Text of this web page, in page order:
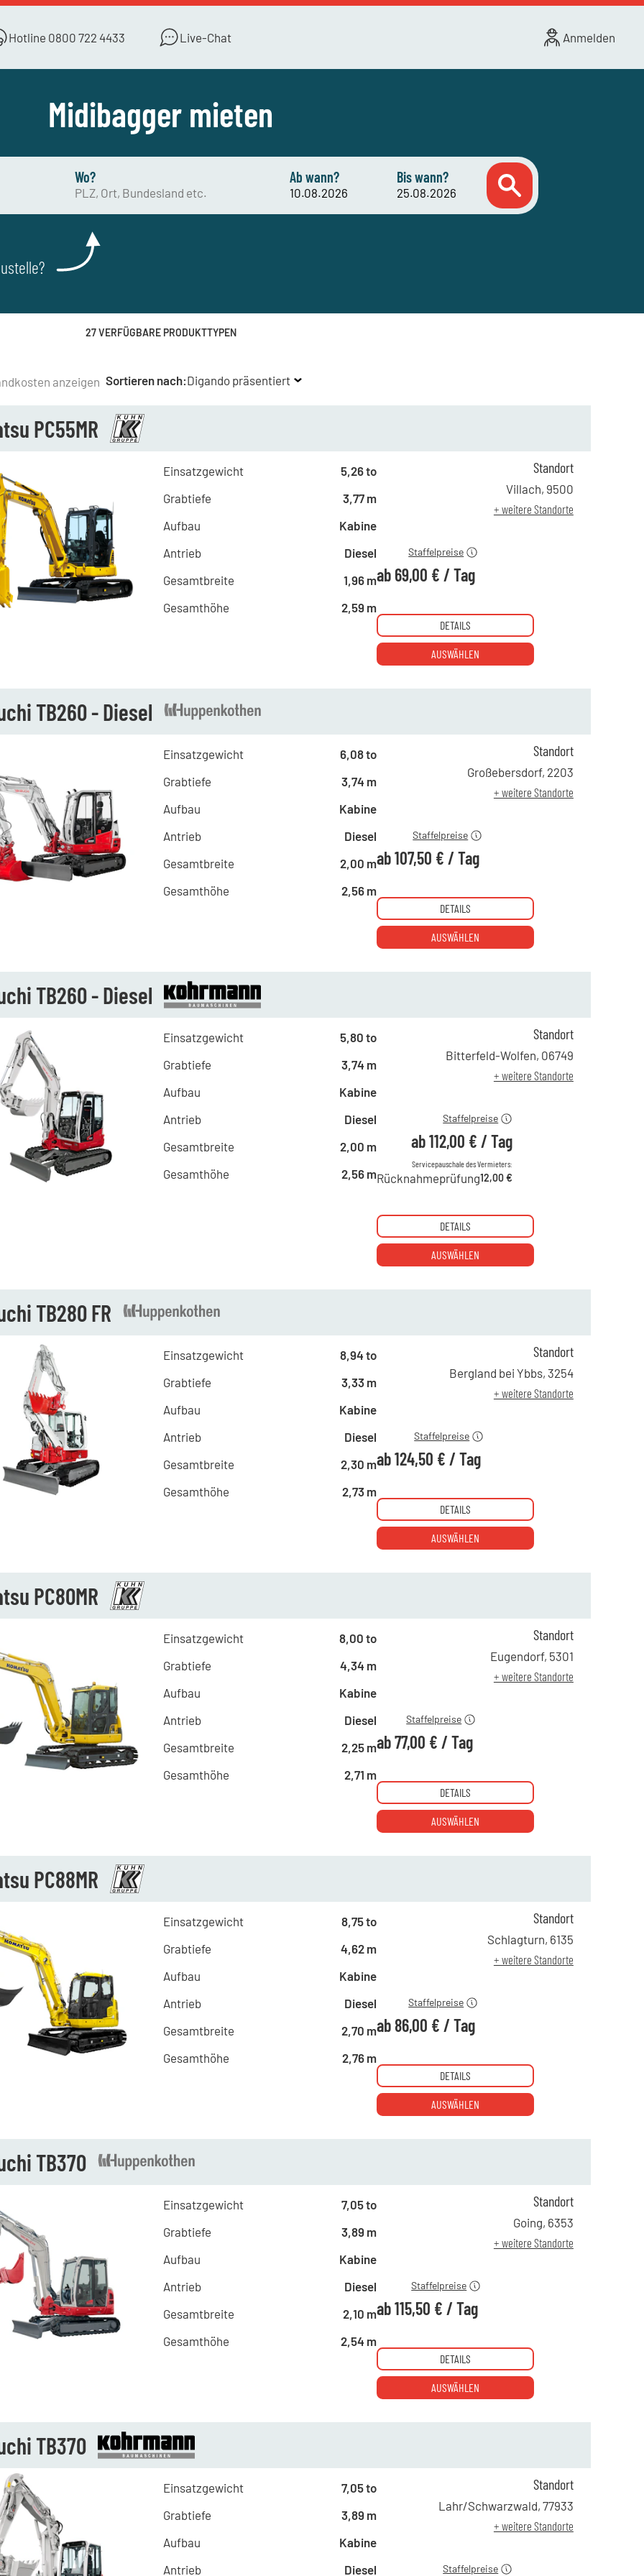
Hotline 0800 722 4433 Live-Chat Anmelden
Midibagger mieten
Wo? Ab wann? Bis wann?
27 VERFÜGBARE PRODUKTTYPEN
anzeigen Sortieren nach:Digando präsentiert
PC55MR
Einsatzgewicht
5,26 to
Grabtiefe
3,77 m
Aufbau
Kabine
Antrieb
Diesel
Gesamtbreite
1,96 m
Gesamthöhe
2,59 m
ab 4 Tagen
ab 19 Tagen
Staffelpreise
ab 69,00 € /Tag
Standort
Villach, 9500
+ weitere Standorte
DETAILS
AUSWÄHLEN
TB260 - Diesel
Einsatzgewicht
6,08 to
Grabtiefe
3,74 m
Aufbau
Kabine
Antrieb
Diesel
Gesamtbreite
2,00 m
Gesamthöhe
2,56 m
210,00 €
ab 4 Tagen
ab 19 Tagen
Staffelpreise
ab107,50 € /Tag
Standort
Großebersdorf, 2203
+ weitere Standorte
DETAILS
AUSWÄHLEN
TB260 - Diesel
Einsatzgewicht
5,80 to
Grabtiefe
3,74 m
Aufbau
Kabine
Antrieb
Diesel
Gesamtbreite
2,00 m
Gesamthöhe
2,56 m
162,00 €
ab 6 Tagen
ab 21 Tagen
Staffelpreise
ab112,00 € /Tag
Servicepauschale des Vermieters:
Rücknahmeprüfung12,00 €
Standort
Bitterfeld-Wolfen, 06749
+ weitere Standorte
DETAILS
AUSWÄHLEN
TB280 FR
Einsatzgewicht
8,94 to
Grabtiefe
3,33 m
Aufbau
Kabine
Antrieb
Diesel
Gesamtbreite
2,30 m
Gesamthöhe
2,73 m
255,00 €
ab 4 Tagen
ab 19 Tagen
Staffelpreise
ab124,50 € /Tag
Standort
Bergland bei Ybbs, 3254
+ weitere Standorte
DETAILS
AUSWÄHLEN
PC80MR
Einsatzgewicht
8,00 to
Grabtiefe
4,34 m
Aufbau
Kabine
Antrieb
Diesel
Gesamtbreite
2,25 m
Gesamthöhe
2,71 m
ab 4 Tagen
ab 19 Tagen
Staffelpreise
ab77,00 € /Tag
Standort
Eugendorf, 5301
+ weitere Standorte
DETAILS
AUSWÄHLEN
PC88MR
Einsatzgewicht
8,75 to
Grabtiefe
4,62 m
Aufbau
Kabine
Antrieb
Diesel
Gesamtbreite
2,70 m
Gesamthöhe
2,76 m
ab 4 Tagen
ab 19 Tagen
Staffelpreise
ab 86,00 € /Tag
Standort
Schlagturn, 6135
+ weitere Standorte
DETAILS
AUSWÄHLEN
TB370
Einsatzgewicht
7,05 to
Grabtiefe
3,89 m
Aufbau
Kabine
Antrieb
Diesel
Gesamtbreite
2,10 m
Gesamthöhe
2,54 m
ab 4 Tagen
ab 19 Tagen
Staffelpreise
ab115,50 € /Tag
Standort
Going, 6353
+ weitere Standorte
DETAILS
AUSWÄHLEN
TB370
Einsatzgewicht
7,05 to
Grabtiefe
3,89 m
Aufbau
Kabine
Antrieb
Diesel
206,00 €
ab 6 Tagen
ab 21 Tagen
Staffelpreise
Standort
Lahr/Schwarzwald, 77933
+ weitere Standorte